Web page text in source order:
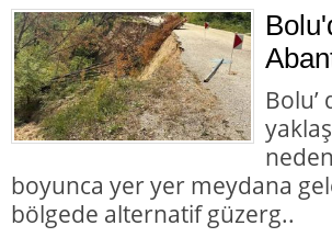
boyunca yer yer meydana
bölgede alternatif güzerg..